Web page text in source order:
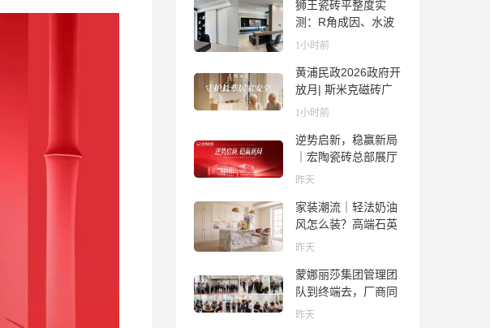
狮王瓷砖平整度实
测：R角成因、水波
纹真相、辊棒印解析
1小时前
黄浦民政2026政府开
放月| 斯米克磁砖广
场适老化体验中心正
1小时前
逆势启新，稳赢新局
｜宏陶瓷砖总部展厅
焕新升级开工大吉
昨天
家装潮流｜轻法奶油
风怎么装？高端石英
石品牌法萨石，打造
昨天
蒙娜丽莎集团管理团
队到终端去，厂商同
心找到市场的答案
昨天